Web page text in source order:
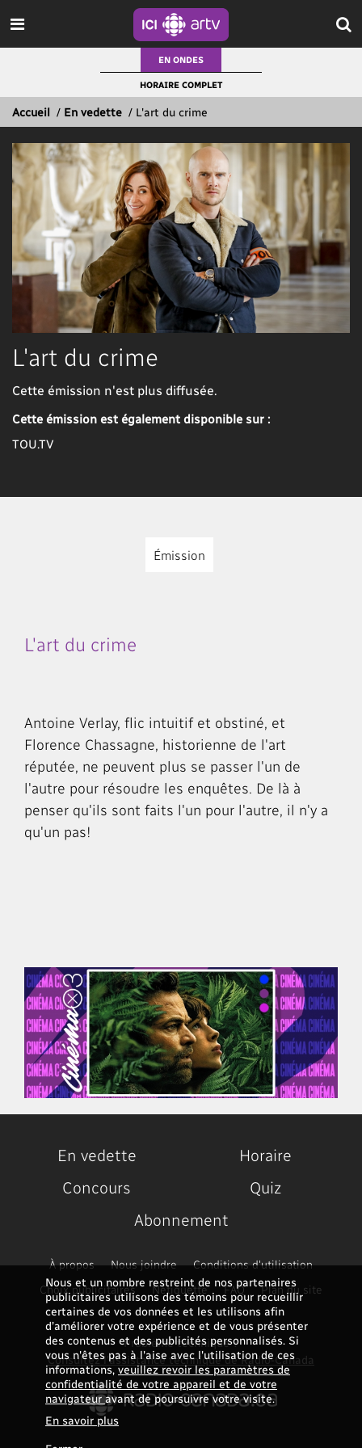
EN ONDES
HORAIRE COMPLET
Accueil / En vedette / L'art du crime
L'art du crime
Cette émission n'est plus diffusée.
Cette émission est également disponible sur :
TOU.TV
Émission
L'art du crime
Antoine Verlay, flic intuitif et obstiné, et
Florence Chassagne, historienne de l'art
réputée, ne peuvent plus se passer l'un de
l'autre pour résoudre les enquêtes. De là à
penser qu'ils sont faits l'un pour l'autre, il n'y a
qu'un pas!
Nous et un nombre restreint de nos partenaires
publicitaires utilisons des témoins pour recueillir
certaines de vos données et les utilisons afin
d’améliorer votre expérience et de vous présenter
des contenus et des publicités personnalisés. Si
vous n'êtes pas à l'aise avec l'utilisation de ces
informations,veuillez revoir les paramètres de
confidentialité de votre appareil et de votre
navigateuravant de poursuivre votre visite.
En savoir plus
En vedette
Horaire
Concours
Quiz
Abonnement
À propos Nous joindre
Conditions d'utilisation
Choix publicitaires
Nétiquette FAQ Plan du site
Problème technique ?
Consultez l'assistance technique de Radio-Canada